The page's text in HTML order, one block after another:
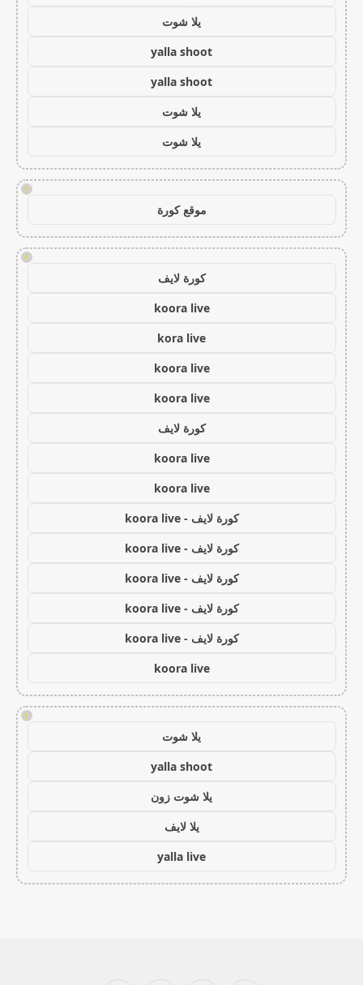
يلا شوت
yalla shoot
yalla shoot
يلا شوت
يلا شوت
!
موقع كورة
!
كورة لايف
koora live
kora live
koora live
koora live
كورة لايف
koora live
koora live
كورة لايف - koora live
كورة لايف - koora live
كورة لايف - koora live
كورة لايف - koora live
كورة لايف - koora live
koora live
!
يلا شوت
yalla shoot
يلا شوت زون
يلا لايف
yalla live